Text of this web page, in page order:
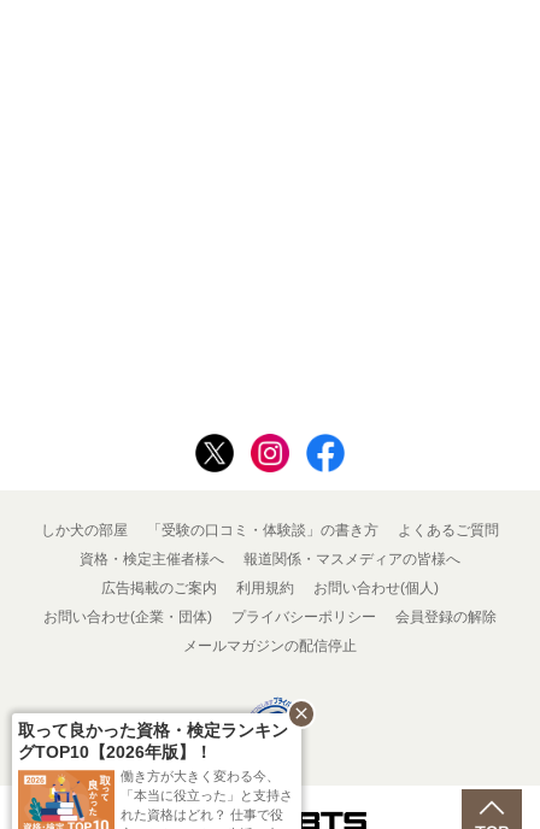
しか犬の部屋 「受験の口コミ・体験談」の書き方
よくあるご質問
資格・検定主催者様へ
報道関係・マスメディアの皆様へ
広告掲載のご案内
利用規約
お問い合わせ(個人)
お問い合わせ(企業・団体)
プライバシーポリシー
会員登録の解除
メールマガジンの配信停止
Powered by
取って良かった資格・検定ランキン
グTOP10【2026年版】！
働き方が大きく変わる今、
「本当に役立った」と支持さ
れた資格はどれ？ 仕事で役
close